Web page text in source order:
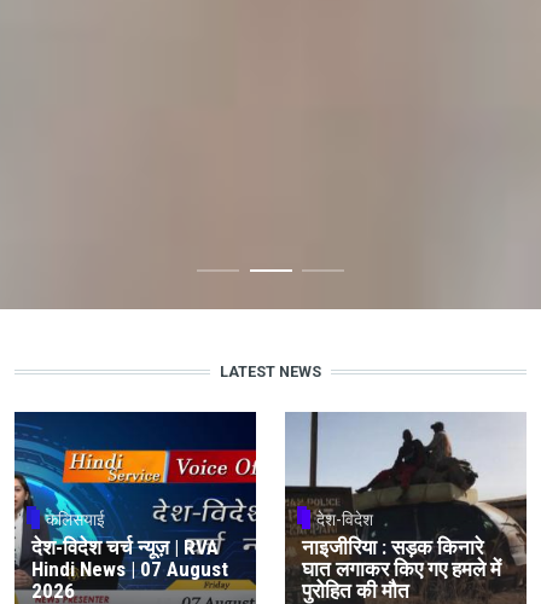
LATEST NEWS
कलिसयाई
देश-विदेश चर्च न्यूज़ | RVA
Hindi News | 07 August
2026
देश-विदेश
नाइजीरिया : सड़क किनारे
घात लगाकर किए गए हमले में
पुरोहित की मौत